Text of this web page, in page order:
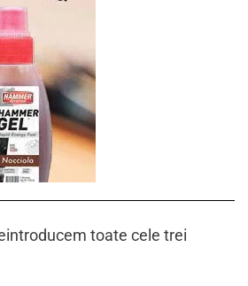
toate cele trei